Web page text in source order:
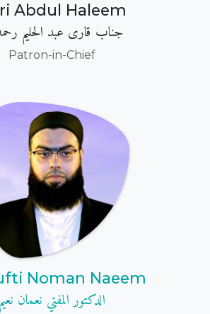
Abdul Haleem
جناب قاری عبد الحلیم
Patron-in-Chief
Noman Naeem
الدكتور المفتي نعمان نعيم